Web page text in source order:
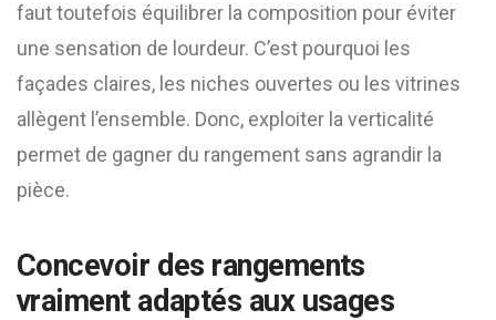
faut toutefois équilibrer la composition pour éviter
une sensation de lourdeur. C’est pourquoi les
façades claires, les niches ouvertes ou les vitrines
allègent l’ensemble. Donc, exploiter la verticalité
permet de gagner du rangement sans agrandir la
pièce.
Concevoir des rangements
vraiment adaptés aux usages